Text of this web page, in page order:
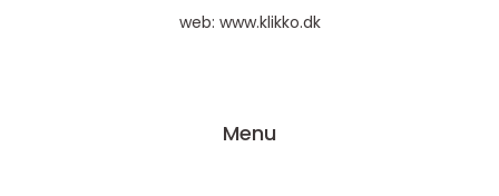
web: www.klikko.dk
Menu